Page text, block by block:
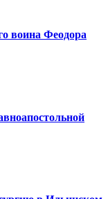
воина Феодора